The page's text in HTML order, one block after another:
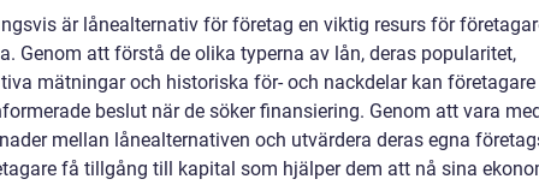
är lånealternativ för företag en viktig resurs för
Genom att förstå de olika typerna av lån, deras popularitet,
mätningar och historiska för- och nackdelar kan
beslut när de söker finansiering. Genom att vara
mellan lånealternativen och utvärdera deras egna
få tillgång till kapital som hjälper dem att nå sina